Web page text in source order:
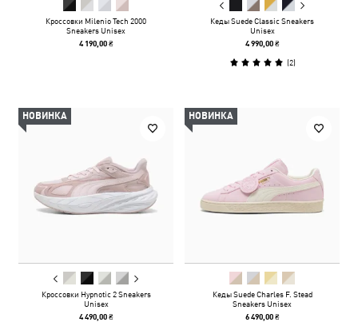
Кроссовки Milenio Tech 2000
Sneakers Unisex
4 190,00 ₴
Кеды Suede Classic Sneakers
Unisex
4 990,00 ₴
(2)
НОВИНКА
Кроссовки Hypnotic 2 Sneakers
Unisex
4 490,00 ₴
НОВИНКА
Кеды Suede Charles F. Stead
Sneakers Unisex
6 490,00 ₴